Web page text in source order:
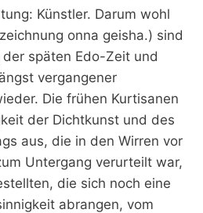
Künstler. Darum wohl
onna geisha.) sind
späten Edo-Zeit und
vergangener
Die frühen Kurtisanen
der Dichtkunst und des
aus, die in den Wirren vor
Untergang verurteilt war,
die sich noch eine
abrangen, vom